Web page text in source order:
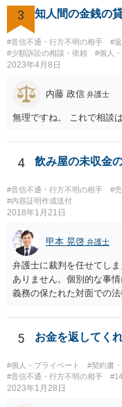
能です。 弁護士に依頼し
されており法律事務所に
ますが、交渉を依頼する
②成功報酬が16％、③実費
っては別途日当を請求す
お伺いできればお伝えさ
3 知人間の金銭の
#音信不通・行方不明の相手 #
#少額訴訟の相談・依頼
#個人
2023年4月8日
内藤 政信 弁護士
無理ですね。 これで相談
4 飲み屋の未収金
#音信不通・行方不明の相手 #
#内容証明作成送付
2018年1月21日
甲本 晃啓 弁護士
弁護士に裁判を任せてし
ありません。個別的な事
義務の保たれた対面での
5 お金を返してく
#個人・プライベート #契約書
#音信不通・行方不明の相手
2023年1月28日